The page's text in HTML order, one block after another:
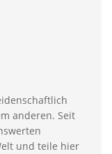
anderen. Seit
und teile hier